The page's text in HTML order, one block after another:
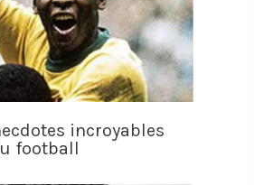
incroyables
football